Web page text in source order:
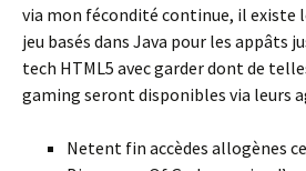
via mon fécondité continue, il existe
jeu basés dans Java pour les appâts
tech HTML5 avec garder dont de
gaming seront disponibles via leurs
Netent fin accèdes allogènes